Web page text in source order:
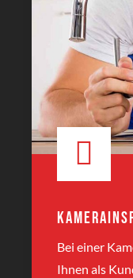
Bei einer
Ihnen als